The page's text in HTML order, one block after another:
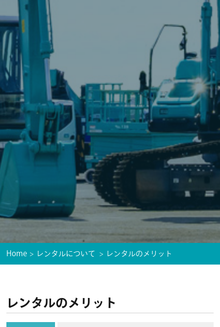
Home レンタルについて レンタルのメリット
レンタルのメリット